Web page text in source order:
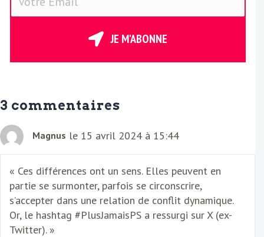
E
l
JE M'ABONNE
3 commentaires
Magnus le 15 avril 2024 à 15:44
« Ces différences ont un sens. Elles peuvent en
partie se surmonter, parfois se circonscrire,
s’accepter dans une relation de conflit dynamique.
Or, le hashtag #PlusJamaisPS a ressurgi sur X (ex-
Twitter). »